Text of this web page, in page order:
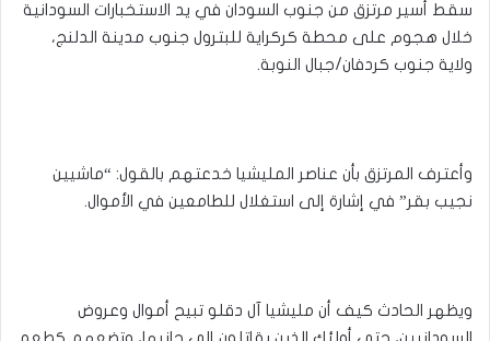
سقط أسير مرتزق من جنوب السودان في يد الاستخبارات السودانية
خلال هجوم على محطة كركراية للبترول جنوب مدينة الدلنج،
ولاية جنوب كردفان/جبال النوبة.
وأعترف المرتزق بأن عناصر المليشيا خدعتهم بالقول: “ماشيين
نجيب بقر” في إشارة إلى استغلال للطامعين في الأموال.
ويظهر الحادث كيف أن مليشيا آل دقلو تبيح أموال وعروض